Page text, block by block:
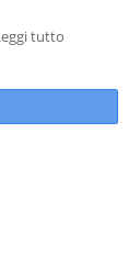
tutto